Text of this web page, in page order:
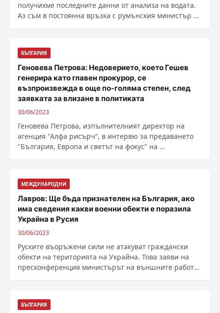
получихме последните данни от анализа на водата.
Аз съм в постоянна връзка с румънския министър на
БЪЛГАРИЯ
Геновева Петрова: Недоверието, което Гешев
генерира като главен прокурор, се
възпроизвежда в още по-голяма степен, след
заявката за влизане в политиката
30/06/2023
Геновева Петрова, изпълнителният директор на
агенция "Алфа рисърч“, в интервю за предаването
"България, Европа и светът на фокус" на ...
МЕЖДУНАРОДНИ
Лавров: Ще бъда признателен на България, ако
има сведения какви военни обекти е поразила
Украйна в Русия
30/06/2023
Руските въоръжени сили не атакуват граждански
обекти на територията на Украйна. Това заяви на
пресконференция министърът на външните работи
БЪЛГАРИЯ